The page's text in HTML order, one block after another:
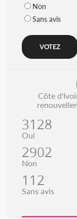
Non
Sans avis
Côte
3128
Oui
2902
Non
112
Sans avis